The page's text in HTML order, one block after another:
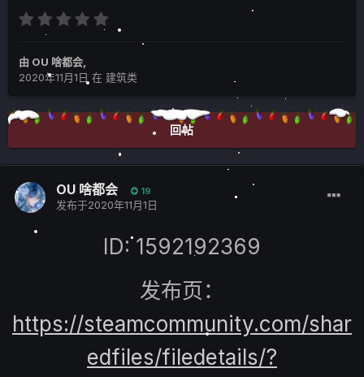
由 OU 啥都会,
2020年11月1日 在 建筑类
回帖
OU 啥都会 19
发布于2020年11月1日
ID: 1592192369
发布页：
https://steamcommunity.com/shar
edfiles/filedetails/?